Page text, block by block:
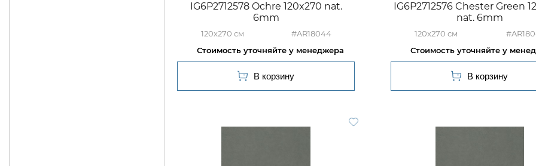
IG6P2712578 Ochre 120x270 nat.
6mm
120x270 #AR18044
IG6P2712576 Chester Green
nat. 6mm
120x270